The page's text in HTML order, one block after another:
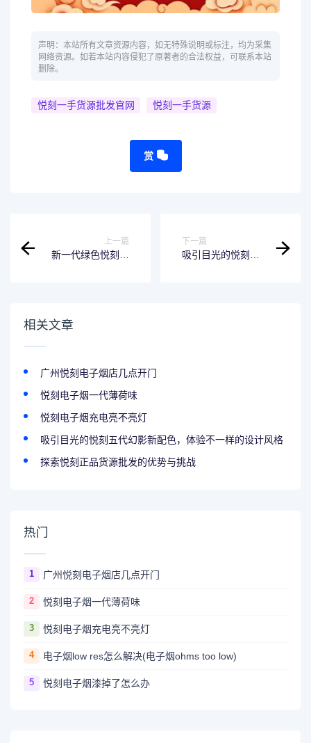
声明：本站所有文章资源内容，如无特殊说明或标注，均为采集
网络资源。如若本站内容侵犯了原著者的合法权益，可联系本站
删除。
悦刻一手货源批发官网 悦刻一手货源
赏
上一篇
新一代绿色悦刻，
下一篇
吸引目光的悦刻五
相关文章
广州悦刻电子烟店几点开门
悦刻电子烟一代薄荷味
悦刻电子烟充电亮不亮灯
吸引目光的悦刻五代幻影新配色，体验不一样的设计风格
探索悦刻正品货源批发的优势与挑战
热门
1 广州悦刻电子烟店几点开门
2 悦刻电子烟一代薄荷味
3 悦刻电子烟充电亮不亮灯
4 电子烟low res怎么解决(电子烟ohms too low)
5 悦刻电子烟漆掉了怎么办